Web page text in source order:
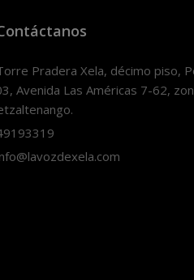
Pradera Xela, décimo piso,
Avenida Las Américas 7-62,